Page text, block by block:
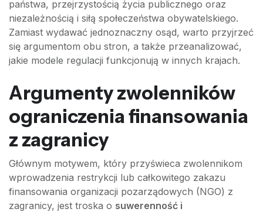
państwa, przejrzystością życia publicznego oraz
niezależnością i siłą społeczeństwa obywatelskiego.
Zamiast wydawać jednoznaczny osąd, warto przyjrzeć
się argumentom obu stron, a także przeanalizować,
jakie modele regulacji funkcjonują w innych krajach.
Argumenty zwolenników
ograniczenia finansowania
z zagranicy
Głównym motywem, który przyświeca zwolennikom
wprowadzenia restrykcji lub całkowitego zakazu
finansowania organizacji pozarządowych (NGO) z
zagranicy, jest troska o suwerenność i